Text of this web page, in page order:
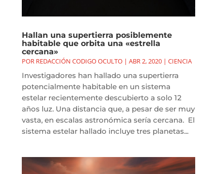
Hallan una supertierra posiblemente
habitable que orbita una «estrella
cercana»
POR REDACCIÓN CODIGO OCULTO| ABR 2, 2020| CIENCIA
Investigadores han hallado una supertierra
potencialmente habitable en un sistema
estelar recientemente descubierto a solo 12
años luz. Una distancia que, a pesar de ser muy
vasta, en escalas astronómica sería cercana. El
sistema estelar hallado incluye tres planetas...